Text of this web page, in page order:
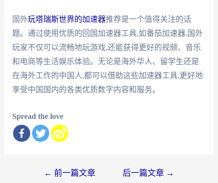
国外玩塔瑞斯世界的加速器推荐是一个值得关注的话
题。通过使用优质的回国加速器工具,如番茄加速器,国外
玩家不仅可以流畅地玩游戏,还能获得更好的视频、音乐
和电商等生活娱乐体验。无论是海外华人、留学生还是
在海外工作的中国人,都可以借助这些加速器工具,更好地
享受中国国内的各类优质数字内容和服务。
Spread the love
← 前一篇文章 后一篇文章 →